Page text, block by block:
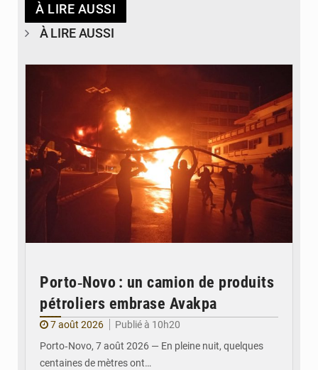
À LIRE AUSSI
À LIRE AUSSI
Porto‑Novo : un camion de produits
pétroliers embrase Avakpa
7 août 2026
Publié à 10h20
Porto‑Novo, 7 août 2026 — En pleine nuit, quelques
centaines de mètres ont…